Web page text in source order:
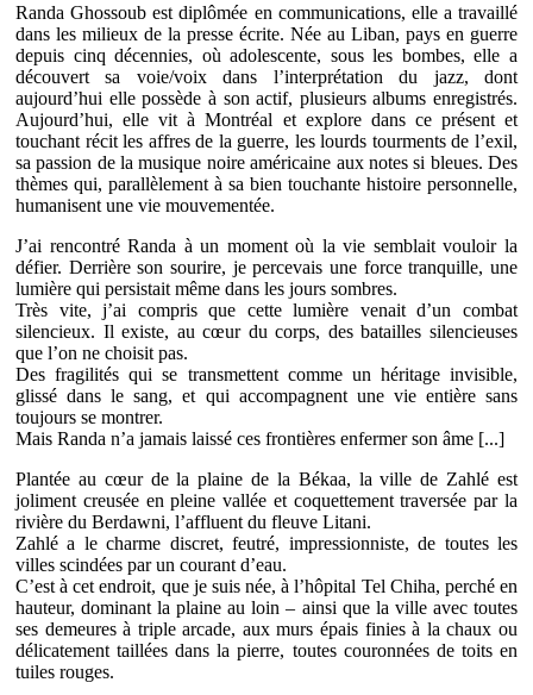
Randa Ghossoub est diplômée en communications, elle a travaillé
dans les milieux de la presse écrite. Née au Liban, pays en guerre
depuis cinq décennies, où adolescente, sous les bombes, elle a
découvert sa voie/voix dans l’interprétation du jazz, dont
aujourd’hui elle possède à son actif, plusieurs albums enregistrés.
Aujourd’hui, elle vit à Montréal et explore dans ce présent et
touchant récit les affres de la guerre, les lourds tourments de l’exil,
sa passion de la musique noire américaine aux notes si bleues. Des
thèmes qui, parallèlement à sa bien touchante histoire personnelle,
humanisent une vie mouvementée.
J’ai rencontré Randa à un moment où la vie semblait vouloir la
défier. Derrière son sourire, je percevais une force tranquille, une
lumière qui persistait même dans les jours sombres.
Très vite, j’ai compris que cette lumière venait d’un combat
silencieux. Il existe, au cœur du corps, des batailles silencieuses
que l’on ne choisit pas.
Des fragilités qui se transmettent comme un héritage invisible,
glissé dans le sang, et qui accompagnent une vie entière sans
toujours se montrer.
Mais Randa n’a jamais laissé ces frontières enfermer son âme [...]
Plantée au cœur de la plaine de la Békaa, la ville de Zahlé est
joliment creusée en pleine vallée et coquettement traversée par la
rivière du Berdawni, l’affluent du fleuve Litani.
Zahlé a le charme discret, feutré, impressionniste, de toutes les
villes scindées par un courant d’eau.
C’est à cet endroit, que je suis née, à l’hôpital Tel Chiha, perché en
hauteur, dominant la plaine au loin – ainsi que la ville avec toutes
ses demeures à triple arcade, aux murs épais finies à la chaux ou
délicatement taillées dans la pierre, toutes couronnées de toits en
tuiles rouges.